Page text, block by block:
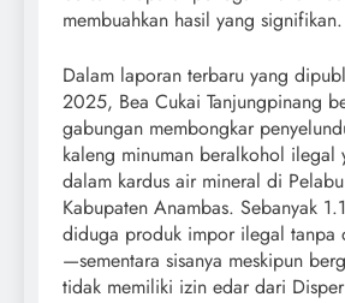
membuahkan hasil yang signifikan.
Dalam laporan terbaru yang
2025, Bea Cukai Tanjungpinang
gabungan membongkar
kaleng minuman beralkohol ilegal
dalam kardus air mineral di
Kabupaten Anambas. Sebanyak
diduga produk impor ilegal tanpa
—sementara sisanya meskipun
tidak memiliki izin edar dari